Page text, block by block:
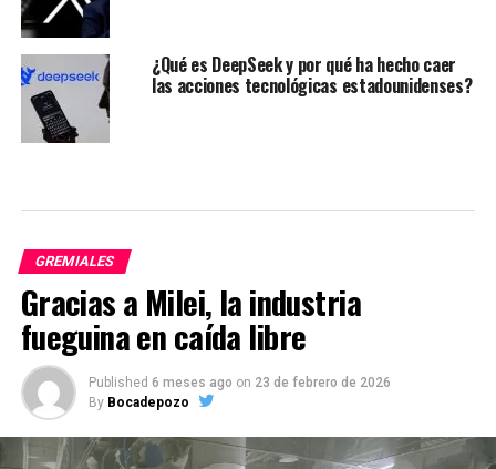
¿Qué es DeepSeek y por qué ha hecho caer
las acciones tecnológicas estadounidenses?
GREMIALES
Gracias a Milei, la industria
fueguina en caída libre
Published 6 meses ago on 23 de febrero de 2026
By Bocadepozo